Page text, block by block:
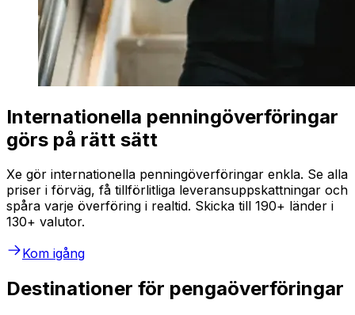
Internationella penningöverföringar
görs på rätt sätt
Xe gör internationella penningöverföringar enkla. Se alla
priser i förväg, få tillförlitliga leveransuppskattningar och
spåra varje överföring i realtid. Skicka till 190+ länder i
130+ valutor.
Kom igång
Destinationer för pengaöverföringar